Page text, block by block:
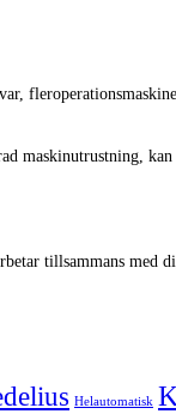
maskinutrustning,
tillsammans med
Helautomatisk